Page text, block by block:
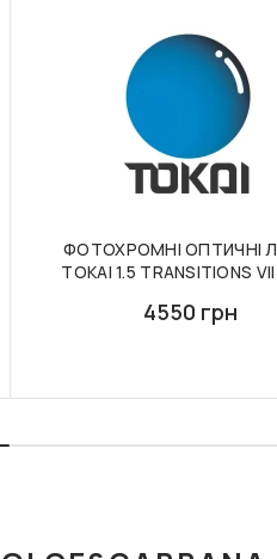
ФОТОХРОМНІ ОПТИЧНІ
TOKAI 1.5 TRANSITIONS
4550 грн